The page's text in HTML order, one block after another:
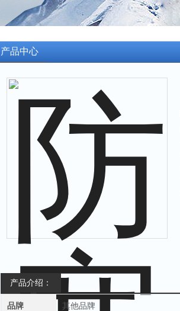
产品中心
产品介绍：
品牌 其他品牌